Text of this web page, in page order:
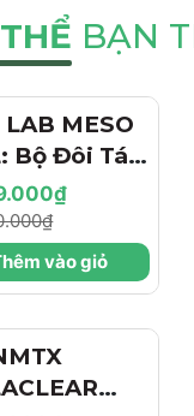
BẠN
- 4%
LAB MESO
Bộ Đôi Tái
Nâng Cơ
Sâu -
Ứng "Filler
Like"
vào giỏ